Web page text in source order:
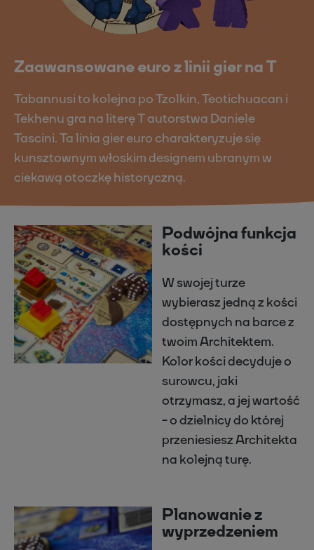
Zaawansowane euro z linii gier na T
Tabannusi to kolejna po Tzolkin, Teotichuacan i
Tekhenu gra na literę T autorstwa Daniele
Tascini. Ta linia gier euro charakteryzuje się
kunsztownym włoskim designem ubranym w
ciekawą otoczkę historyczną.
Podwójna funkcja
kości
W swojej turze
wybierasz jedną z kości
dostępnych na barce z
twoim Architektem.
Kolor kości decyduje o
surowcu, jaki
otrzymasz, a jej wartość
- o dzielnicy do której
przeniesiesz Architekta
na kolejną turę.
Planowanie z
wyprzedzeniem